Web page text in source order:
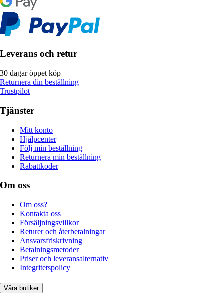
Leverans och retur
30 dagar öppet köp
Returnera din beställning
Trustpilot
Tjänster
Mitt konto
Hjälpcenter
Följ min beställning
Returnera min beställning
Rabattkoder
Om oss
Om oss?
Kontakta oss
Försäljningsvillkor
Returer och återbetalningar
Ansvarsfriskrivning
Betalningsmetoder
Priser och leveransalternativ
Integritetspolicy
Våra butiker